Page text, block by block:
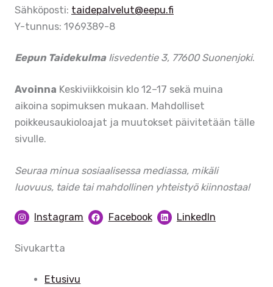
Sähköposti: taidepalvelut@eepu.fi
Y-tunnus: 1969389-8
Eepun Taidekulma Iisvedentie 3, 77600 Suonenjoki.
Avoinna Keskiviikkoisin klo 12–17 sekä muina
aikoina sopimuksen mukaan. Mahdolliset
poikkeusaukioloajat ja muutokset päivitetään tälle
sivulle.
Seuraa minua sosiaalisessa mediassa, mikäli
luovuus, taide tai mahdollinen yhteistyö kiinnostaa!
Instagram Facebook LinkedIn
Sivukartta
Etusivu